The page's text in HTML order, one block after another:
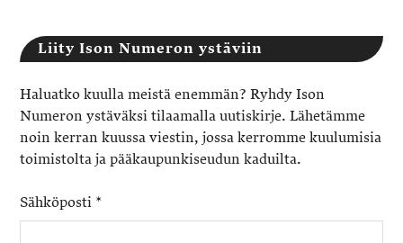
Liity Ison Numeron ystäviin
Haluatko kuulla meistä enemmän? Ryhdy Ison
Numeron ystäväksi tilaamalla uutiskirje. Lähetämme
noin kerran kuussa viestin, jossa kerromme kuulumisia
toimistolta ja pääkaupunkiseudun kaduilta.
Sähköposti *